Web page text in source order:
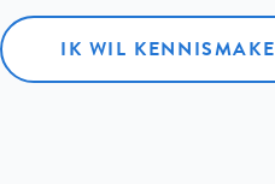
IK WIL